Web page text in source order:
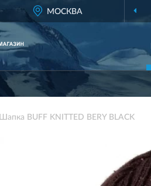
МОСКВА
Шапка BUFF KNITTED BERY BLACK